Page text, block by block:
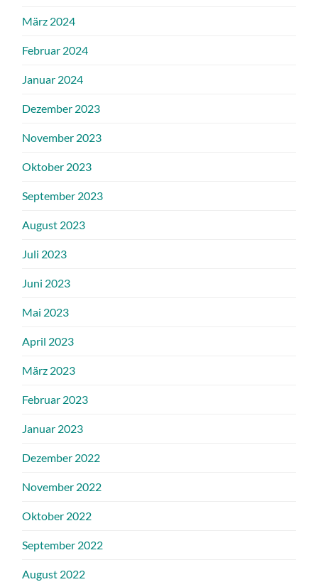
März 2024
Februar 2024
Januar 2024
Dezember 2023
November 2023
Oktober 2023
September 2023
August 2023
Juli 2023
Juni 2023
Mai 2023
April 2023
März 2023
Februar 2023
Januar 2023
Dezember 2022
November 2022
Oktober 2022
September 2022
August 2022